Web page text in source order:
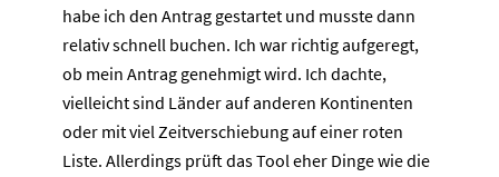
habe ich den Antrag gestartet und musste dann
relativ schnell buchen. Ich war richtig aufgeregt,
ob mein Antrag genehmigt wird. Ich dachte,
vielleicht sind Länder auf anderen Kontinenten
oder mit viel Zeitverschiebung auf einer roten
Liste. Allerdings prüft das Tool eher Dinge wie die